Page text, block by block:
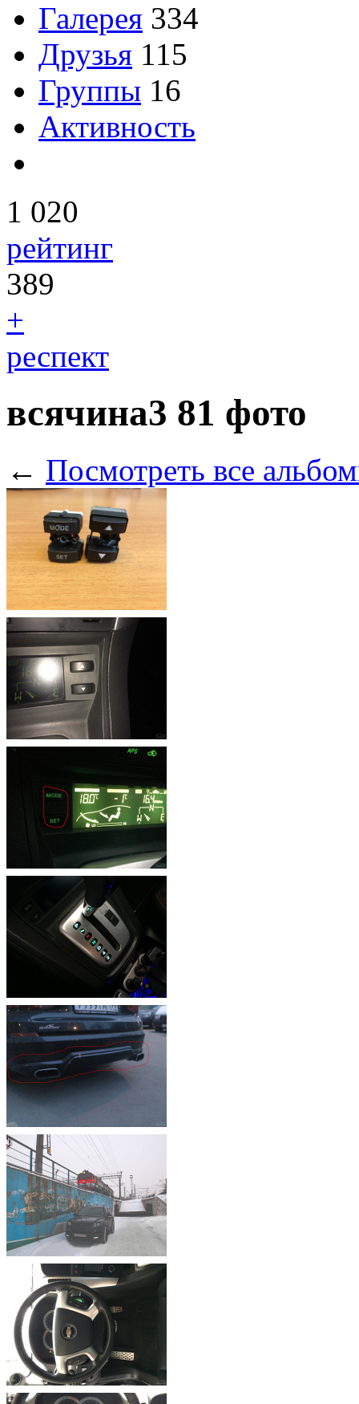
Галерея 334
Друзья 115
Группы 16
Активность
1 020
рейтинг
389
+
респект
всячина3 81 фото
← Посмотреть все